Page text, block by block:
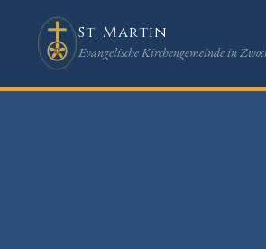
St. Martin
Evangelische Kirchengemeinde in